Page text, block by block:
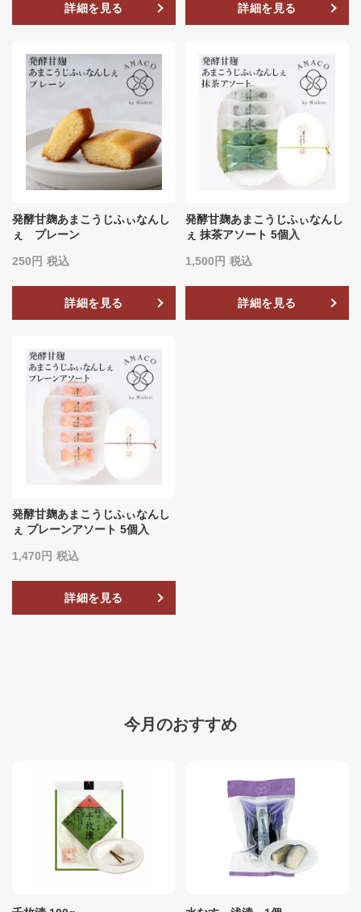
詳細を見る 詳細を見る
発酵甘麹あまこうじふぃなんし
ぇ プレーン
250 税込
詳細を見る
発酵甘麹あまこうじふぃなんし
ぇ 抹茶アソート 5個入
1,500 税込
詳細を見る
発酵甘麹あまこうじふぃなんし
ぇ プレーンアソート 5個入
1,470 税込
詳細を見る
今月のおすすめ